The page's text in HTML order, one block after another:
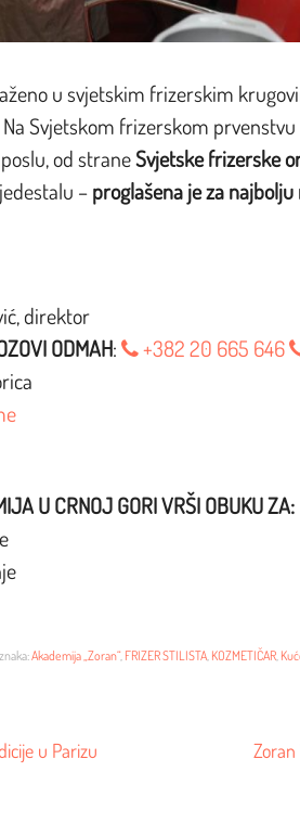
u svjetskim frizerskim
Svjetskom frizerskom
od straneSvjetske frizerske
–proglašena je za
direktor
ODMAH: +382 20 665 646
U CRNOJ GORI VRŠI OBUKU ZA:
Akademija „Zoran“, FRIZER STILISTA KOZMETIČAR
u Parizu